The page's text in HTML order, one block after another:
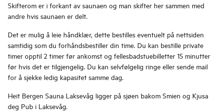
Skifterom er i forkant av saunaen og man skifter her sammen med
andre hvis saunaen er delt.
Det er mulig å leie håndklær, dette bestilles eventuelt på nettsiden
samtidig som du forhåndsbestiller din time. Du kan bestille private
timer opptil 2 timer før ankomst og fellesbadstuebilletter 15 minutter
før hvis det er tilgjengelig. Du kan selvfølgelig ringe eller sende mail
for å sjekke ledig kapasitet samme dag.
Heit Bergen Sauna Laksevåg ligger på sjøen bakom Smien og Kjusa
deg Pub i Laksevåg.